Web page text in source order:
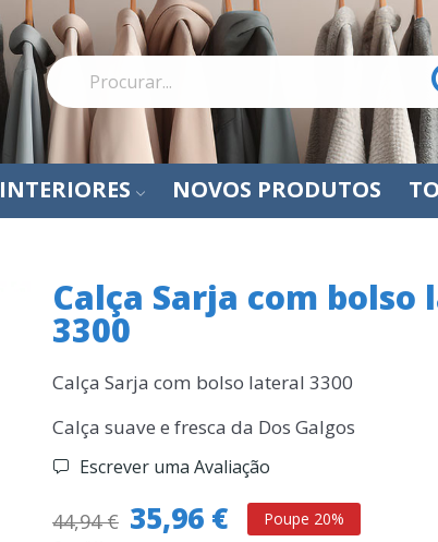
INTERIORES NOVOS PRODUTOS
Calça Sarja com bolso
3300
Calça Sarja com bolso lateral 3300
Calça suave e fresca da Dos Galgos
Escrever uma Avaliação
44,94 € 35,96 € Poupe 20%